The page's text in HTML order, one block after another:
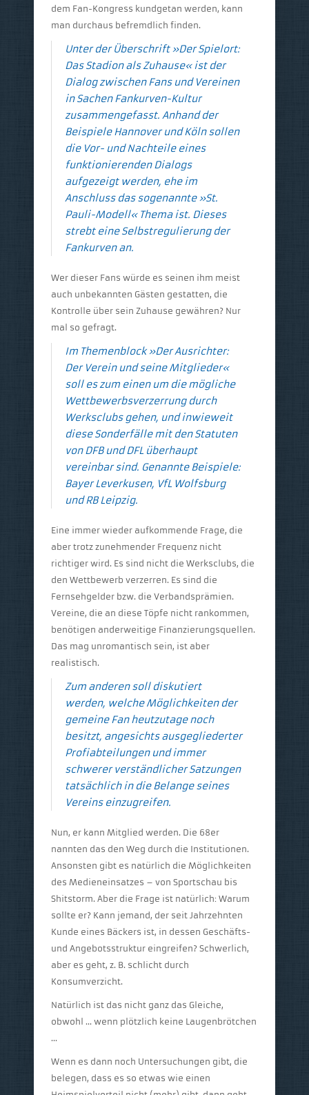
dem Fan-Kongress kundgetan werden, kann
man durchaus befremdlich finden.
Unter der Überschrift »Der Spielort:
Das Stadion als Zuhause« ist der
Dialog zwischen Fans und Vereinen
in Sachen Fankurven-Kultur
zusammengefasst. Anhand der
Beispiele Hannover und Köln sollen
die Vor- und Nachteile eines
funktionierenden Dialogs
aufgezeigt werden, ehe im
Anschluss das sogenannte »St.
Pauli-Modell« Thema ist. Dieses
strebt eine Selbstregulierung der
Fankurven an.
Wer dieser Fans würde es seinen ihm meist
auch unbekannten Gästen gestatten, die
Kontrolle über sein Zuhause gewähren? Nur
mal so gefragt.
Im Themenblock »Der Ausrichter:
Der Verein und seine Mitglieder«
soll es zum einen um die mögliche
Wettbewerbsverzerrung durch
Werksclubs gehen, und inwieweit
diese Sonderfälle mit den Statuten
von DFB und DFL überhaupt
vereinbar sind. Genannte Beispiele:
Bayer Leverkusen, VfL Wolfsburg
und RB Leipzig.
Eine immer wieder aufkommende Frage, die
aber trotz zunehmender Frequenz nicht
richtiger wird. Es sind nicht die Werksclubs, die
den Wettbewerb verzerren. Es sind die
Fernsehgelder bzw. die Verbandsprämien.
Vereine, die an diese Töpfe nicht rankommen,
benötigen anderweitige Finanzierungsquellen.
Das mag unromantisch sein, ist aber
realistisch.
Zum anderen soll diskutiert
werden, welche Möglichkeiten der
gemeine Fan heutzutage noch
besitzt, angesichts ausgegliederter
Profiabteilungen und immer
schwerer verständlicher Satzungen
tatsächlich in die Belange seines
Vereins einzugreifen.
Nun, er kann Mitglied werden. Die 68er
nannten das den Weg durch die Institutionen.
Ansonsten gibt es natürlich die Möglichkeiten
des Medieneinsatzes – von Sportschau bis
Shitstorm. Aber die Frage ist natürlich: Warum
sollte er? Kann jemand, der seit Jahrzehnten
Kunde eines Bäckers ist, in dessen Geschäfts-
und Angebotsstruktur eingreifen? Schwerlich,
aber es geht, z. B. schlicht durch
Konsumverzicht.
Natürlich ist das nicht ganz das Gleiche,
obwohl … wenn plötzlich keine Laugenbrötchen
…
Wenn es dann noch Untersuchungen gibt, die
belegen, dass es so etwas wie einen